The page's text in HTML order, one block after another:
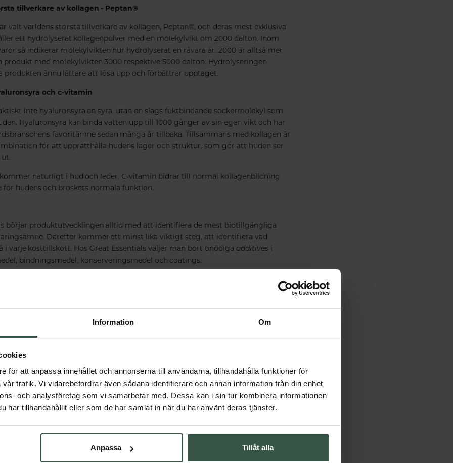
Information Om
för att anpassa innehållet och annonserna till användarna, tillhandahålla funktioner för
trafik. Vi vidarebefordrar även sådana identifierare och annan information från din enhet
och analysföretag som vi samarbetar med. Dessa kan i sin tur kombinera informationen
har tillhandahållit eller som de har samlat in när du har använt deras tjänster.
Anpassa Tillåt alla
tillverkare av kollagen - Peptan®
valt världens största tillverkare av kollagen, Peptan®, och deras mest exklusiva
ett hydrolyserat kollagenpulver med en molekylvikt om 2000 dalton. Inom
så indikerar molekylvikten hur hydrolyserat en råvara är. 2000 är alltså mer
produkt med molekylvikten 3000 respektive 5000 dalton. Hydrolyseringen
produkten ännu lättare att lösa upp och förbättrar upptaget.
och c-vitamin
inte hyaluronsyra en syra, utan en slags fuktbindande sockermolekyl som
Hyaluronsyra kan binda vatten upp till 1000 gånger av sin egen vikt och har
favoritämne sedan många år tillbaka. Tillsammans med kollagen är
för att upprätthålla hudens lager och struktur, som gör att huden ser
naturligt i hud och leder. C-vitamin bidrar till normal kollagenbildning
för hudens och broskets normala funktion.
börjar produktutvecklingen alltid med att identifiera de mest biotillgängliga
Därefter kommer ett minst lika viktigt steg, att identifiera vad
i varje kosttillskott. Hos Great Essentials väljer man bort onödiga additives i
bindningsmedel, konserveringsmedel och coatings.
med svenska näringsterapeuter
näringsämnen
Nej
Nej